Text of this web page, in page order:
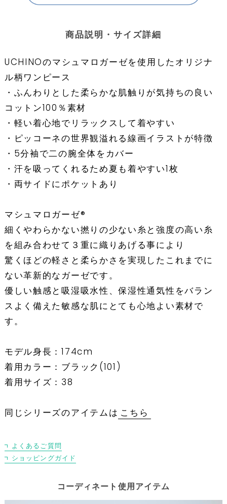
商品説明・サイズ詳細
UCHINOのマシュマロガーゼを使用したオリジナ
ル柄ワンピース
・ふんわりとした柔らかな肌触りが気持ちの良い
コットン100％素材
・軽い着心地でリラックスして着やすい
・ピッコーネの世界観溢れる線画イラストが特徴
・5分袖で二の腕全体をカバー
・汗を吸ってくれるため夏も着やすい1枚
・両サイドにポケットあり
マシュマロガーゼ®
細くやわらかない撚りの少ない糸と強度の高い糸
を組み合わせて３重に織りあげる事により
驚くほどの軽さと柔らかさを実現したこれまでに
ない革新的なガーゼです。
優しい触感と吸湿吸水性、保湿性通気性をバラン
スよく備えた敏感な肌にとても心地よい素材で
す。
モデル身長：174cm
着用カラー：ブラック(101)
着用サイズ：38
同じシリーズのアイテムは こちら
よくあるご質問
ショッピングガイド
コーディネート使用アイテム